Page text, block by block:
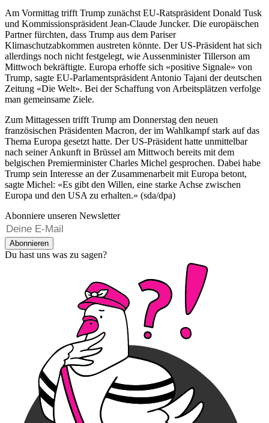
Am Vormittag trifft Trump zunächst EU-Ratspräsident Donald Tusk
und Kommissionspräsident Jean-Claude Juncker. Die europäischen
Partner fürchten, dass Trump aus dem Pariser
Klimaschutzabkommen austreten könnte. Der US-Präsident hat sich
allerdings noch nicht festgelegt, wie Aussenminister Tillerson am
Mittwoch bekräftigte. Europa erhoffe sich «positive Signale» von
Trump, sagte EU-Parlamentspräsident Antonio Tajani der deutschen
Zeitung «Die Welt». Bei der Schaffung von Arbeitsplätzen verfolge
man gemeinsame Ziele.
Zum Mittagessen trifft Trump am Donnerstag den neuen
französischen Präsidenten Macron, der im Wahlkampf stark auf das
Thema Europa gesetzt hatte. Der US-Präsident hatte unmittelbar
nach seiner Ankunft in Brüssel am Mittwoch bereits mit dem
belgischen Premierminister Charles Michel gesprochen. Dabei habe
Trump sein Interesse an der Zusammenarbeit mit Europa betont,
sagte Michel: «Es gibt den Willen, eine starke Achse zwischen
Europa und den USA zu erhalten.» (sda/dpa)
Abonniere unseren Newsletter
Abonnieren
Du hast uns was zu sagen?